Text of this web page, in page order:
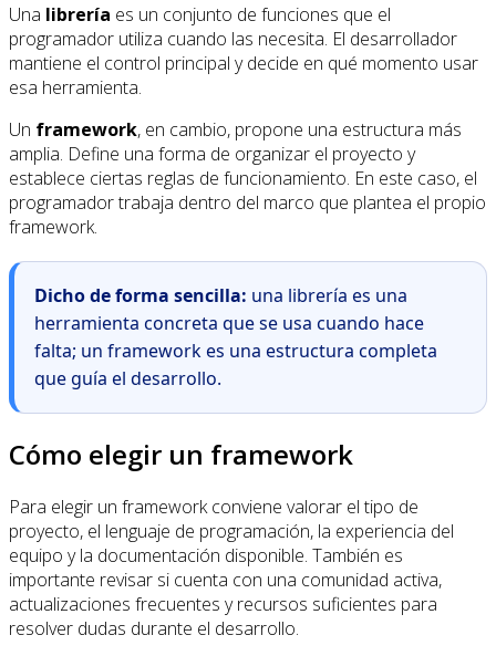
Una librería es un conjunto de funciones que el
programador utiliza cuando las necesita. El desarrollador
mantiene el control principal y decide en qué momento usar
esa herramienta.
Un framework, en cambio, propone una estructura más
amplia. Define una forma de organizar el proyecto y
establece ciertas reglas de funcionamiento. En este caso, el
programador trabaja dentro del marco que plantea el propio
framework.
Dicho de forma sencilla: una librería es una
herramienta concreta que se usa cuando hace
falta; un framework es una estructura completa
que guía el desarrollo.
Cómo elegir un framework
Para elegir un framework conviene valorar el tipo de
proyecto, el lenguaje de programación, la experiencia del
equipo y la documentación disponible. También es
importante revisar si cuenta con una comunidad activa,
actualizaciones frecuentes y recursos suficientes para
resolver dudas durante el desarrollo.